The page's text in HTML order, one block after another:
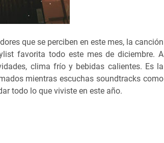
que se perciben en este mes, la canción
favorita todo este mes de diciembre. A
clima frío y bebidas calientes. Es la
mientras escuchas soundtracks como
todo lo que viviste en este año.